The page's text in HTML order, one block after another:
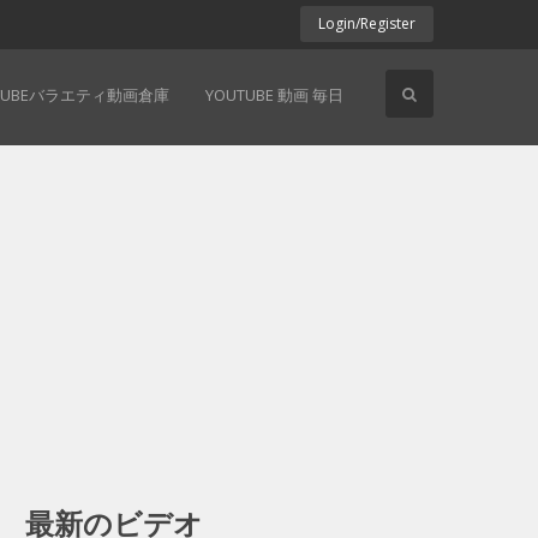
Login/Register
バラエティ動画倉庫 YOUTUBE 動画 毎日
最新のビデオ